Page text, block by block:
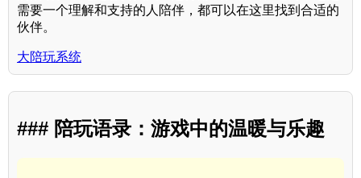
需要一个理解和支持的人陪伴，都可以在这里找到合适的
伙伴。
大陪玩系统
### 陪玩语录：游戏中的温暖与乐趣